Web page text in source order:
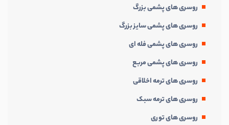
روسری های پشمی بزرگ
روسری های پشمی سایز بزرگ
روسری های پشمی فله ای
روسری های پشمی مربع
روسری های ترمه اخلاقی
روسری های ترمه سبک
روسری های توری